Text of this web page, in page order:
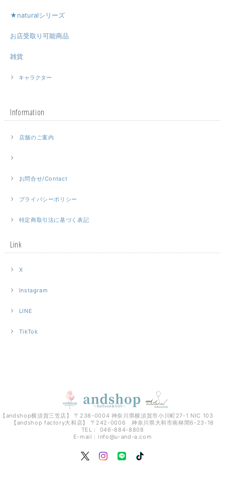
★naturalシリーズ
お店受取り可能商品
雑貨
キャラクター
Information
店舗のご案内
お問合せ/Contact
プライバシーポリシー
特定商取引法に基づく表記
Link
X
Instagram
LINE
TikTok
【andshop横須賀三笠店】 〒238-0004 神奈川県横須賀市小川町27-1 NIC 103
【andshop factory大和店】 〒242-0006 神奈川県大和市南林間6-23-18
TEL： 046-884-8808
E-mail： info@u-and-a.com